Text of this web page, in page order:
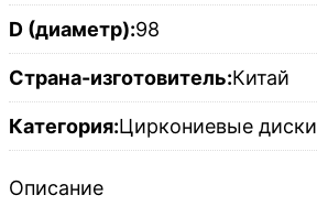
D (диаметр):98
Страна-изготовитель:Китай
Категория:Циркониевые диски
Описание